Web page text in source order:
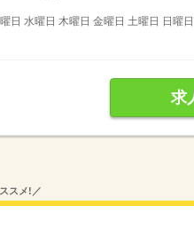
日 水曜日 木曜日 金曜日 土曜日 日曜日
求
スメ!／